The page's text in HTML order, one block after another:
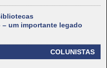
um importante legado
COLUNISTAS